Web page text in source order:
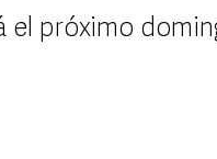
próximo